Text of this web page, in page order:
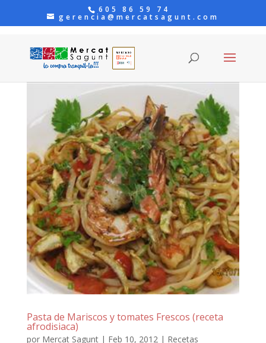
605 86 59 74
gerencia@mercatsagunt.com
Pasta de Mariscos y tomates Frescos (receta
afrodisiaca)
por Mercat Sagunt| Feb 10, 2012| Recetas